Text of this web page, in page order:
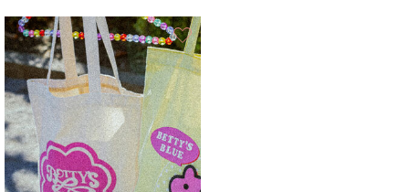
お気に入り